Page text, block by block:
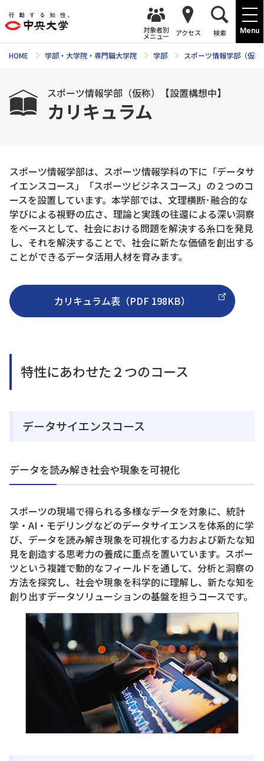
Menu
対象者別
メニュー アクセス 検索
HOME 学部・大学院・専門職大学院 学部 スポーツ情報学部（仮
スポーツ情報学部（仮称）【設置構想中】
カリキュラム
スポーツ情報学部は、スポーツ情報学科の下に「データサ
イエンスコース」「スポーツビジネスコース」の２つのコ
ースを設置しています。本学部では、文理横断･融合的な
学びによる視野の広さ、理論と実践の往還による深い洞察
をベースとして、社会における問題を解決する糸口を発見
し、それを解決することで、社会に新たな価値を創出する
ことができるデータ活用人材を育みます。
カリキュラム表（PDF 198KB）
特性にあわせた２つのコース
データサイエンスコース
データを読み解き社会や現象を可視化
スポーツの現場で得られる多様なデータを対象に、統計
学・AI・モデリングなどのデータサイエンスを体系的に学
び、データを読み解き現象を可視化する力および新たな知
見を創造する思考力の養成に重点を置いています。スポー
ツという複雑で動的なフィールドを通して、分析と洞察の
方法を探究し、社会や現象を科学的に理解し、新たな知を
創り出すデータソリューションの基盤を担うコースです。